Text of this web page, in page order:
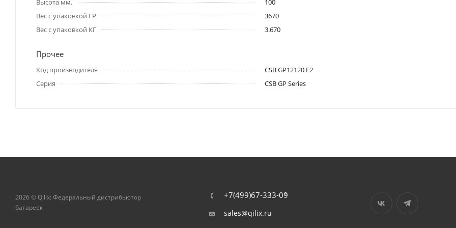
Высота мм.
100
Вес с упаковкой ГР
3670
Вес с упаковкой КГ
3.670
Прочее
Код производителя
CSB GP12120 F2
Серия
CSB GP Series
2026 © Qilix: Федеральный дистрибьютор
батареек
+7(499)67-333-09
sales@qilix.ru